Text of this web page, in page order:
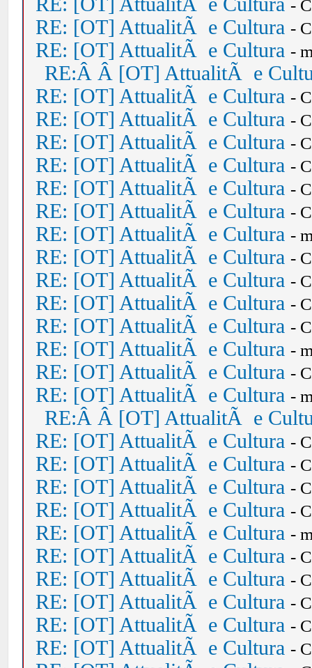
-
RE: [OT] AttualitÃ e Cultura -
RE: [OT] AttualitÃ e Cultura -
RE:Â Â [OT] AttualitÃ e
RE: [OT] AttualitÃ e Cultura -
RE: [OT] AttualitÃ e Cultura -
RE: [OT] AttualitÃ e Cultura -
RE: [OT] AttualitÃ e Cultura -
RE: [OT] AttualitÃ e Cultura -
RE: [OT] AttualitÃ e Cultura -
RE: [OT] AttualitÃ e Cultura -
RE: [OT] AttualitÃ e Cultura -
RE: [OT] AttualitÃ e Cultura -
RE: [OT] AttualitÃ e Cultura -
RE: [OT] AttualitÃ e Cultura -
RE: [OT] AttualitÃ e Cultura -
RE: [OT] AttualitÃ e Cultura -
RE: [OT] AttualitÃ e Cultura -
RE:Â Â [OT] AttualitÃ e
RE: [OT] AttualitÃ e Cultura -
RE: [OT] AttualitÃ e Cultura -
RE: [OT] AttualitÃ e Cultura -
RE: [OT] AttualitÃ e Cultura -
RE: [OT] AttualitÃ e Cultura -
RE: [OT] AttualitÃ e Cultura -
RE: [OT] AttualitÃ e Cultura -
RE: [OT] AttualitÃ e Cultura -
RE: [OT] AttualitÃ e Cultura -
RE: [OT] AttualitÃ e Cultura -